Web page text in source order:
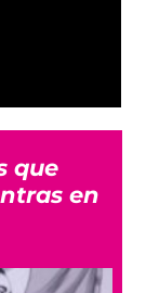
que
en